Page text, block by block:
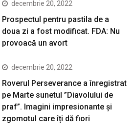
decembrie 20, 2022
Prospectul pentru pastila de a
doua zi a fost modificat. FDA: Nu
provoacă un avort
decembrie 20, 2022
Roverul Perseverance a înregistrat
pe Marte sunetul ”Diavolului de
praf”. Imagini impresionante și
zgomotul care îți dă fiori